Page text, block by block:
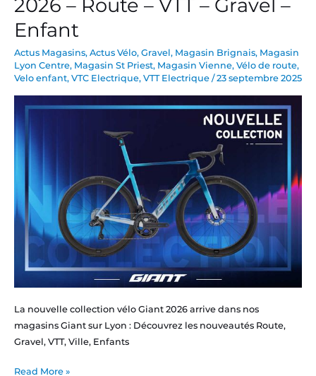
2026 – Route – VTT – Gravel –
Enfant
Actus Magasins, Actus Vélo, Gravel, Magasin Brignais, Magasin
Lyon Centre, Magasin St Priest, Magasin Vienne, Vélo de route,
Velo enfant, VTC Electrique, VTT Electrique /23 septembre 2025
La nouvelle collection vélo Giant 2026 arrive dans nos
magasins Giant sur Lyon : Découvrez les nouveautés Route,
Gravel, VTT, Ville, Enfants
Giant
2026
Route
–
Gravel
Read More »